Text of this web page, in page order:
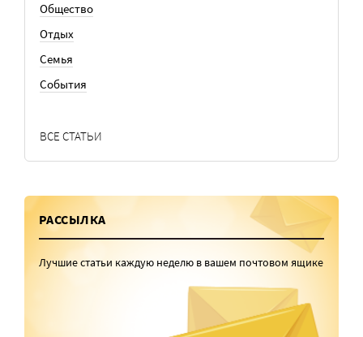
Общество
Отдых
Семья
События
ВСЕ СТАТЬИ
РАССЫЛКА
Лучшие статьи каждую неделю в вашем почтовом ящике